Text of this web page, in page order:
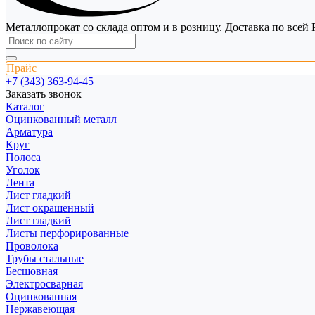
Металлопрокат со склада оптом и в розницу. Доставка по всей
Прайс
+7 (343) 363-94-45
Заказать звонок
Каталог
Оцинкованный металл
Арматура
Круг
Полоса
Уголок
Лента
Лист гладкий
Лист окрашенный
Лист гладкий
Листы перфорированные
Проволока
Трубы стальные
Бесшовная
Электросварная
Оцинкованная
Нержавеющая